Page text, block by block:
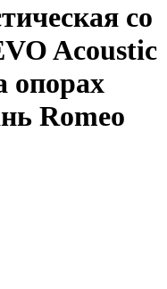
со
Acoustic
опорах
Romeo